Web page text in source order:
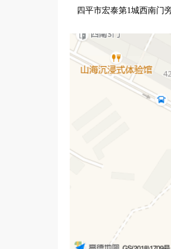
生成四平市大德房地产经
在公司简介中加入大德地
润色一下这段公司简介，
四平市宏泰第1城西南门